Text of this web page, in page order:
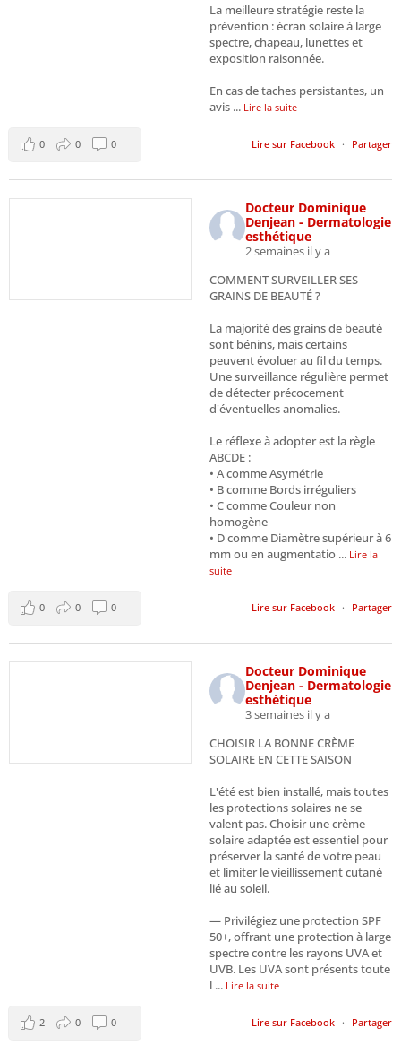
La meilleure stratégie reste la
prévention : écran solaire à large
spectre, chapeau, lunettes et
exposition raisonnée.
En cas de taches persistantes, un
avis ... Lire la suite
Lire sur Facebook · Partager
0 0 0
Docteur Dominique
Denjean - Dermatologie
esthétique
2 semaines il y a
COMMENT SURVEILLER SES
GRAINS DE BEAUTÉ ?
La majorité des grains de beauté
sont bénins, mais certains
peuvent évoluer au fil du temps.
Une surveillance régulière permet
de détecter précocement
d'éventuelles anomalies.
Le réflexe à adopter est la règle
ABCDE :
•⁠ ⁠A comme Asymétrie
•⁠ ⁠B comme Bords irréguliers
•⁠ ⁠C comme Couleur non
homogène
•⁠ ⁠D comme Diamètre supérieur à 6
mm ou en augmentatio ... Lire la
suite
Lire sur Facebook · Partager
0 0 0
Docteur Dominique
Denjean - Dermatologie
esthétique
3 semaines il y a
CHOISIR LA BONNE CRÈME
SOLAIRE EN CETTE SAISON
L'été est bien installé, mais toutes
les protections solaires ne se
valent pas. Choisir une crème
solaire adaptée est essentiel pour
préserver la santé de votre peau
et limiter le vieillissement cutané
lié au soleil.
— Privilégiez une protection SPF
50+, offrant une protection à large
spectre contre les rayons UVA et
UVB. Les UVA sont présents toute
l ... Lire la suite
Lire sur Facebook · Partager
2 0 0